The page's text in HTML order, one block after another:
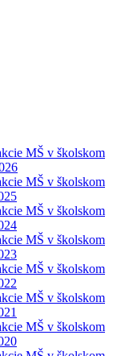
MŠ v školskom
MŠ v školskom
MŠ v školskom
MŠ v školskom
MŠ v školskom
MŠ v školskom
MŠ v školskom